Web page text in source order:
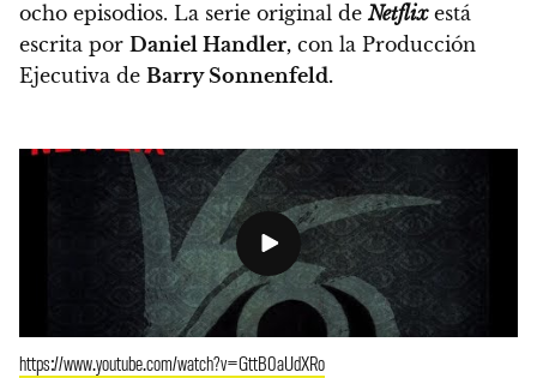
ocho episodios. La serie original deNetflixestá
escrita por Daniel Handler, con la Producción
Ejecutiva de Barry Sonnenfeld.
https://www.youtube.com/watch?v=GttB0aUdXRo